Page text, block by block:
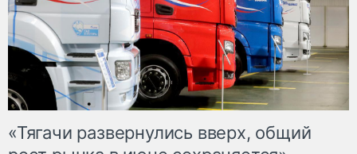
«Тягачи развернулись вверх, общий